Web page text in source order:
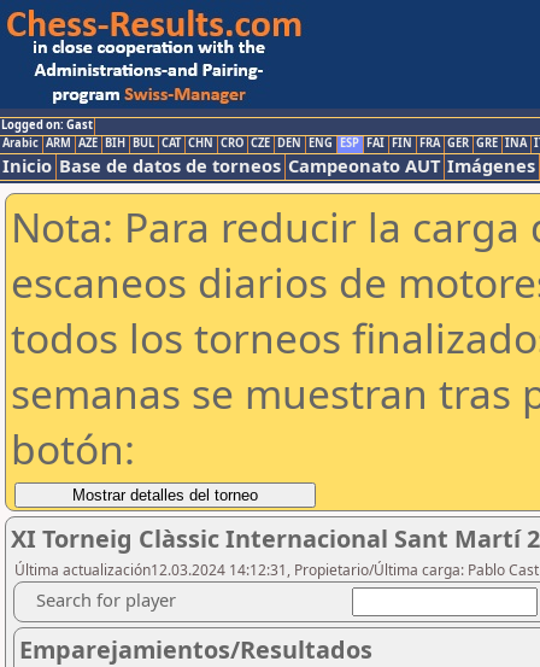
Logged on: Gast
Arabic ARM AZE BIH BUL CAT CHN CRO CZE DEN ENG ESP FAI FIN FRA GER GRE INA
Inicio Base de datos de torneos Campeonato AUT Imágenes
Nota: Para reducir la
escaneos diarios de
todos los torneos
semanas se muestran tras
botón:
XI Torneig Clàssic Internacional Sant Martí
Última actualización12.03.2024 14:12:31, Propietario/Última carga: Pablo
Search for player
Emparejamientos/Resultados